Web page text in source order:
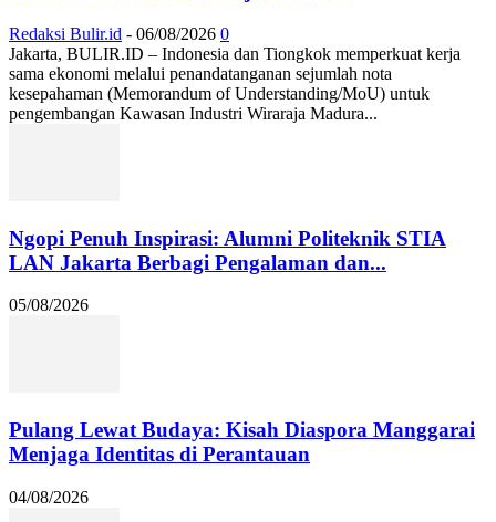
Redaksi Bulir.id - 06/08/2026 0
Jakarta, BULIR.ID – Indonesia dan Tiongkok memperkuat kerja
sama ekonomi melalui penandatanganan sejumlah nota
kesepahaman (Memorandum of Understanding/MoU) untuk
pengembangan Kawasan Industri Wiraraja Madura...
Ngopi Penuh Inspirasi: Alumni Politeknik STIA
LAN Jakarta Berbagi Pengalaman dan...
05/08/2026
Pulang Lewat Budaya: Kisah Diaspora Manggarai
Menjaga Identitas di Perantauan
04/08/2026